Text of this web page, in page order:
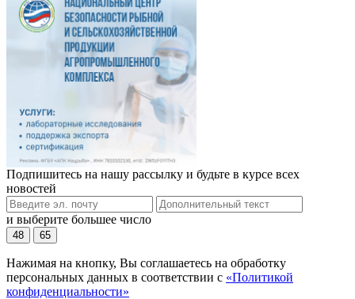
Подпишитесь на нашу рассылку и будьте в курсе всех
новостей
и выберите большее число
48 65
Нажимая на кнопку, Вы соглашаетесь на обработку
персональных данных в соответствии с «Политикой
конфиденциальности»